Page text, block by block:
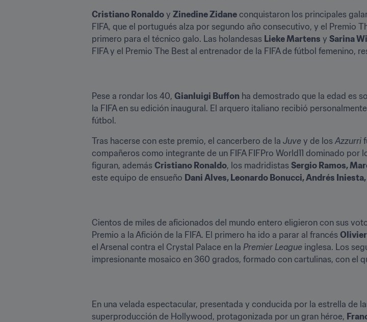
Cristiano Ronaldo y Zinedine Zidane conquistaron los principales
FIFA, que el portugués alza por segundo año consecutivo, y el Premio
primero para el técnico galo. Las holandesas Lieke Martens y Sarina
FIFA y el Premio The Best al entrenador de la FIFA de fútbol femenino,
Pese a rondar los 40, Gianluigi Buffon ha demostrado que la edad es
la FIFA en su edición inaugural. El arquero italiano recibió
fútbol.
Tras hacerse con este premio, el cancerbero de la Juve y de los Azzurri
compañeros como integrante de un FIFA FIFPro World11 dominado por
figuran, además Cristiano Ronaldo, los madridistas Sergio Ramos,
este equipo de ensueño Dani Alves, Leonardo Bonucci, Andrés
Cientos de miles de aficionados del mundo entero eligieron con sus
Premio a la Afición de la FIFA. El primero ha ido a parar al francés
el Arsenal contra el Crystal Palace en la Premier League inglesa. Los
impresionante mosaico en 360 grados, formado con cartulinas, con el
En una velada espectacular, presentada y conducida por la estrella de
superproducción de Hollywood, protagonizada por un gran héroe,